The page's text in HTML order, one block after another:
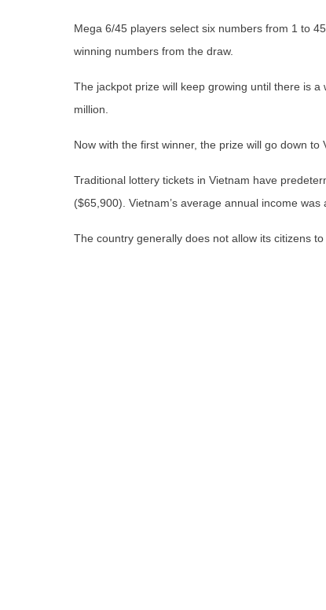
Mega 6/45 players select six numbers from 1 to
winning numbers from the draw.
The jackpot prize will keep growing until there is
million.
Now with the first winner, the prize will go down
Traditional lottery tickets in Vietnam have
($65,900). Vietnam’s average annual income
The country generally does not allow its citizens